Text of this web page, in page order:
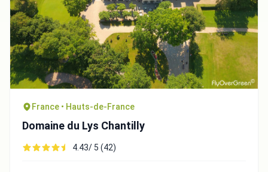
France • Hauts-de-France
Domaine du Lys Chantilly
4.43/ 5 (42)